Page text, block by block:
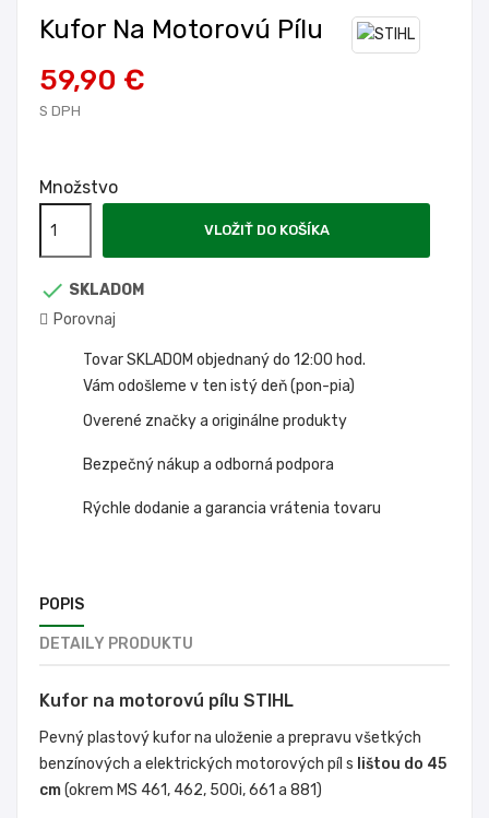
Kufor Na Motorovú Pílu
59,90 €
S DPH
Množstvo
VLOŽIŤ DO KOŠÍKA
 SKLADOM
Porovnaj
Tovar SKLADOM objednaný do 12:00 hod.
Vám odošleme v ten istý deň (pon-pia)
Overené značky a originálne produkty
Bezpečný nákup a odborná podpora
Rýchle dodanie a garancia vrátenia tovaru
POPIS
DETAILY PRODUKTU
Kufor na motorovú pílu STIHL
Pevný plastový kufor na uloženie a prepravu všetkých
benzínových a elektrických motorových píl s lištou do 45
cm (okrem MS 461, 462, 500i, 661 a 881)